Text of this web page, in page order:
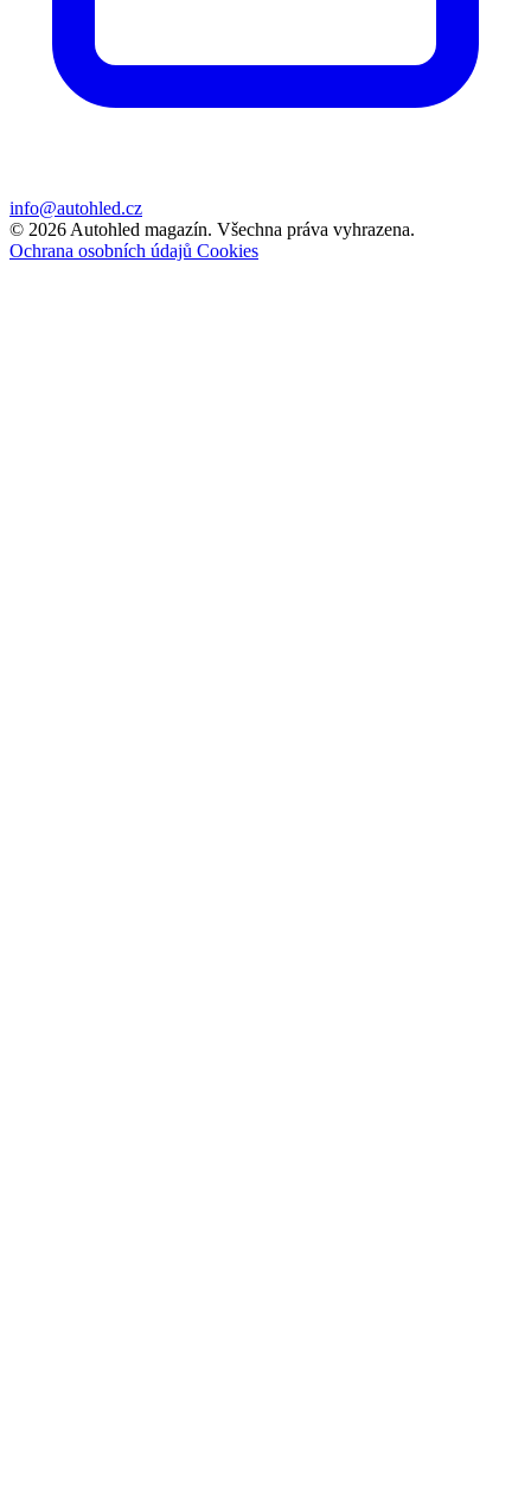
info@autohled.cz
© 2026 Autohled magazín. Všechna práva vyhrazena.
Ochrana osobních údajů Cookies